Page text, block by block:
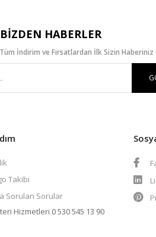
BIZDEN HABERLER
İndirim ve Fırsatlardan İlk Sizin Haberiniz
Takibi
Sorulan Sorular
Hizmetleri 0 530 545 13 90